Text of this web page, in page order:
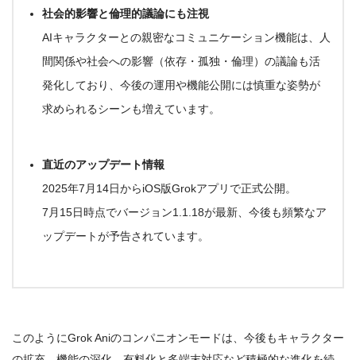
社会的影響と倫理的議論にも注視
AIキャラクターとの親密なコミュニケーション機能は、人
間関係や社会への影響（依存・孤独・倫理）の議論も活
発化しており、今後の運用や機能公開には慎重な姿勢が
求められるシーンも増えています。
直近のアップデート情報
2025年7月14日からiOS版Grokアプリで正式公開。
7月15日時点でバージョン1.1.18が最新、今後も頻繁なア
ップデートが予告されています。
このようにGrok Aniのコンパニオンモードは、今後もキャラクター